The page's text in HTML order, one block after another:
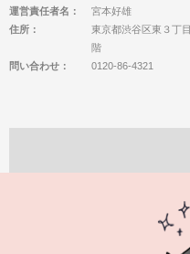
運営責任者名：
宮本好雄
住所：
東京都渋谷区東３
階
問い合わせ：
0120-86-4321